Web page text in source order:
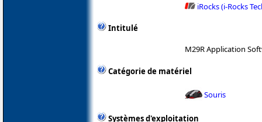
iRocks (i-Rocks
Intitulé
M29R Application
Catégorie de matériel
Souris
Systèmes d'exploitation